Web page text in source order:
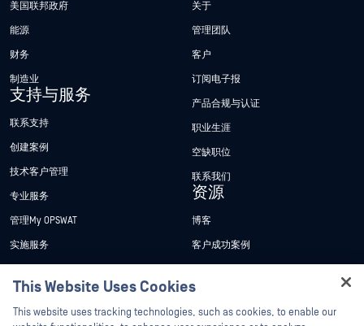
美国联邦政府
能源
财务
制造业
支持与服务
联系支持
创建案例
技术客户管理
专业服务
管理My OPSWAT
实施服务
技术文档
培训
关于
管理团队
客户
订阅电子报
产品合规与认证
职业生涯
空缺职位
联系我们
资源
博客
客户成功案例
新闻报道
活动
This Website Uses Cookies
This website uses tracking technologies, such as cookies, to enable our
Hey there!